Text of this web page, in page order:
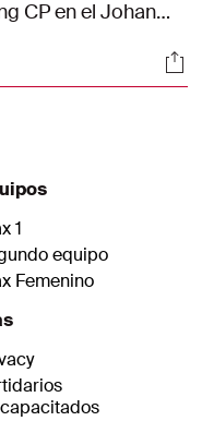
CP en el Johan
1
equipo
Femenino